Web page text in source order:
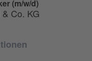
(m/w/d)
Co. KG